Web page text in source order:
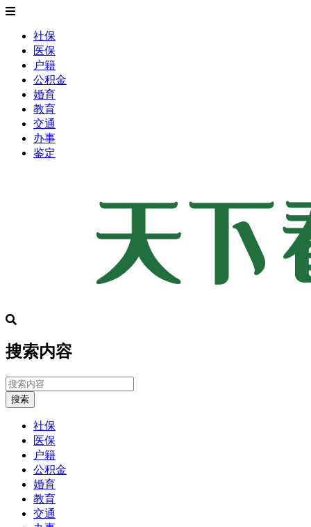
社保
医保
户籍
公积金
婚育
教育
交通
办事
鉴定
搜索内容
搜索
社保
医保
户籍
公积金
婚育
教育
交通